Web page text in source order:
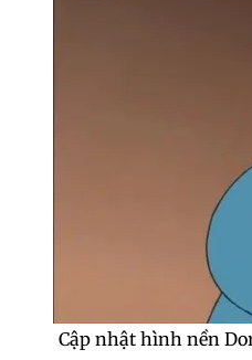
Cập nhật hình nền